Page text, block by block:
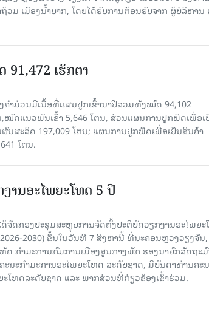
ວມ ເມືອງນໍ້າບາກ, ໂດຍໄດ້ຮັບການຕ້ອນຮັບຈາກ ຜູ້ບໍລິຫານ
ເຮັກຕາ
ຄໍາມ່ວນມີເນື້ອທີ່ແຜນປູກເຂົ້ານາປີລວມທັງໝົດ 94,102
,ໝົດແນວພັນເຂົ້າ 5,646 ໂຕນ, ສ່ວນແຜນການປູກພືດເພື່ອເ
ຜົນຜະລິດ 197,009 ໂຕນ; ແຜນການປູກພືດເພື່ອເປັນສິນຄ້າ
ໂຕນ.
ານອະໄພຍະໂທດ 5 ປີ
ຈັດກອງປະຊຸມສະຫຼຸບການຈັດຕັ້ງປະຕິບັດວຽກງານອະໄພຍ
2030) ຂຶ້ນໃນວັນທີ 7 ສິງຫານີ້ ທີ່ນະຄອນຫຼວງວຽງຈັນ
ກຳມະການກົມການເມືອງສູນກາງພັກ ຮອງນາຍົກລັດຖະ
ນະກຳມະການອະໄພຍະໂທດ ລະດັບຊາດ, ມີບັນດາທ່ານຄະ
ໂທດລະດັບຊາດ ແລະ ພາກສ່ວນທີ່ກ່ຽວຂ້ອງເຂົ້າຮ່ວມ.